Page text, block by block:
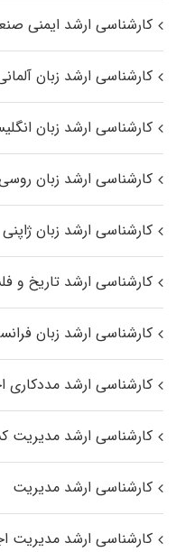
کارشناسی ارشد ایمنی
کارشناسی ارشد زبان
کارشناسی ارشد زبان
کارشناسی ارشد زبان
کارشناسی ارشد زبان ژاپنی
کارشناسی ارشد تاریخ و
کارشناسی ارشد زبان
کارشناسی ارشد مددکاری
کارشناسی ارشد مدیریت
کارشناسی ارشد مدیریت
کارشناسی ارشد مدیریت